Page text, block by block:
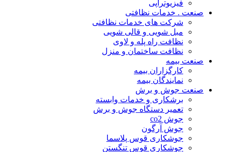
فیزیوتراپی
صنعت . خدمات نظافتی
شرکت های خدمات نظافتی
مبل شویی و قالی شویی
نظافت راه پله و لاوی
نظافت ساختمان و منزل
صنعت بیمه
کارگزاران بیمه
نمایندگان بیمه
صنعت جوش و برش
برشکاری و خدمات وابسته
تعمیر دستگاه جوش و برش
جوش co2
جوش آرگون
جوشکاری قوس پلاسما
جوشکاری قوس تنگستن